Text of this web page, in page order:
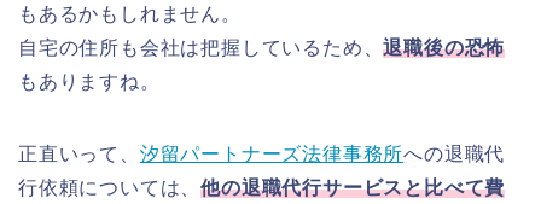
もあるかもしれません。
自宅の住所も会社は把握しているため、退職後の恐怖
もありますね。
正直いって、 汐留パートナーズ法律事務所への退職代
行依頼については、他の退職代行サービスと比べて費